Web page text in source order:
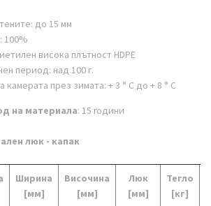
до 15 мм
100%
висока плътност HDPE
период: над 100 г.
камерата през зимата: + 3 ° С до + 8 ° С
на материала: 15 години
люк - капак
Ширина
[мм]
Височина
[мм]
Люк
[мм]
Тегло
[кг]